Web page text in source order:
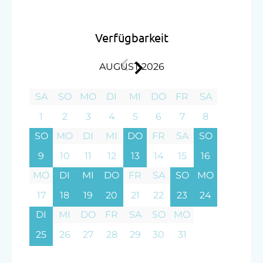
Radwege
Reithalle
Reitunterricht
Reitwege
Tennisplatz
Verfügbarkeit
AUGUST 2026
SA
1
SO
2
MO
3
DI
4
MI
5
DO
6
FR
7
SA
8
SO
9
MO
10
DI
11
MI
12
DO
13
FR
14
SA
15
SO
16
MO
17
DI
18
MI
19
DO
20
FR
21
SA
22
SO
23
MO
24
DI
25
MI
26
DO
27
FR
28
SA
29
SO
30
MO
31